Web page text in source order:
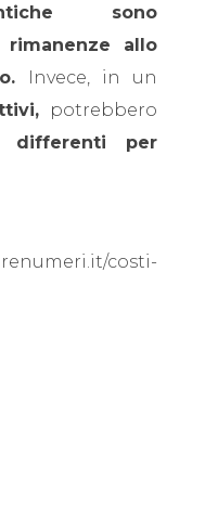
sono
allo
Invece, in un
potrebbero
differenti per
costi-